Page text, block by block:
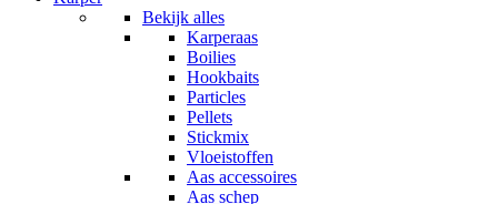
Bekijk alles
Karperaas
Boilies
Hookbaits
Particles
Pellets
Stickmix
Vloeistoffen
Aas accessoires
Aas schep